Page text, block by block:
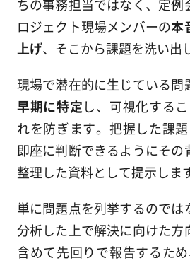
ちの事務担当ではなく、定
ロジェクト現場メンバーの本
上げ、そこから課題を洗い出
現場で潜在的に生じている問
早期に特定し、可視化する
れを防ぎます。把握した課
即座に判断できるようにその
整理した資料として提示しま
単に問題点を列挙するのでは
分析した上で解決に向けた方
含めて先回りで報告するた